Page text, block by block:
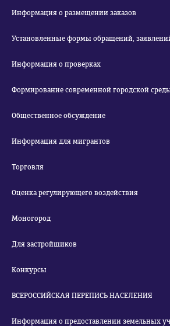
Информация о размещении заказов
Установленные формы обращений,
Информация о проверках
Формирование современной городской
Общественное обсуждение
Информация для мигрантов
Торговля
Оценка регулирующего воздействия
Моногород
Для застройщиков
Конкурсы
ВСЕРОССИЙСКАЯ ПЕРЕПИСЬ НАСЕЛЕНИЯ
Информация о предоставлении земельных